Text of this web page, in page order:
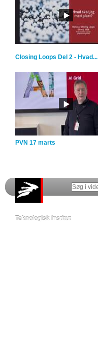
Closing Loops Del 2 - Hvad...
PVN 17 marts
Teknologisk Institut